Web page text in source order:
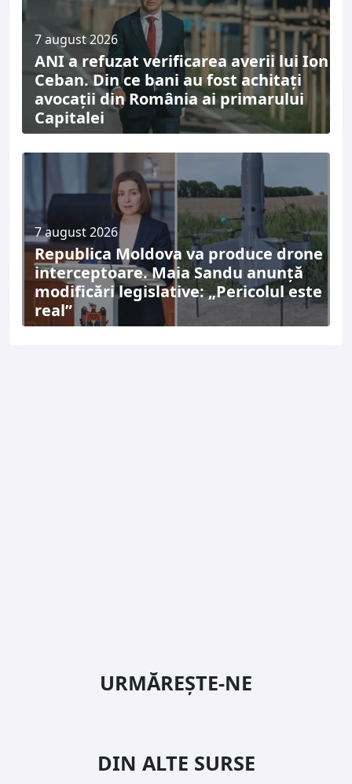
7 august 2026
ANI a refuzat verificarea averii lui Ion
Ceban. Din ce bani au fost achitați
avocații din România ai primarului
Capitalei
7 august 2026
Republica Moldova va produce drone
interceptoare. Maia Sandu anunță
modificări legislative: „Pericolul este
real”
URMĂREȘTE-NE
DIN ALTE SURSE